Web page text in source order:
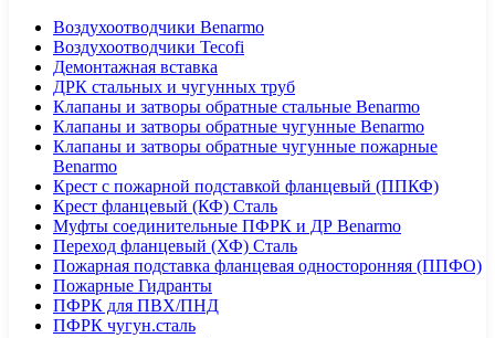
Воздухоотводчики Benarmo
Воздухоотводчики Tecofi
Демонтажная вставка
ДРК стальных и чугунных труб
Клапаны и затворы обратные стальные Benarmo
Клапаны и затворы обратные чугунные Benarmo
Клапаны и затворы обратные чугунные пожарные
Benarmo
Крест с пожарной подставкой фланцевый (ППКФ)
Крест фланцевый (КФ) Сталь
Муфты соединительные ПФРК и ДР Benarmo
Переход фланцевый (ХФ) Сталь
Пожарная подставка фланцевая односторонняя (ППФО)
Пожарные Гидранты
ПФРК для ПВХ/ПНД
ПФРК чугун.сталь